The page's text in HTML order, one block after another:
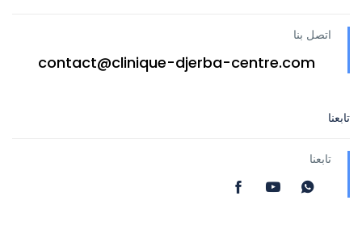
اتصل بنا
contact@clinique-djerba-centre.com
تابعنا
تابعنا